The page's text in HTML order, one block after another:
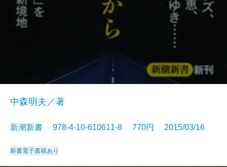
中森明夫／著
新潮新書 978-4-10-610611-8 770円 2015/03/16
新書電子書籍あり